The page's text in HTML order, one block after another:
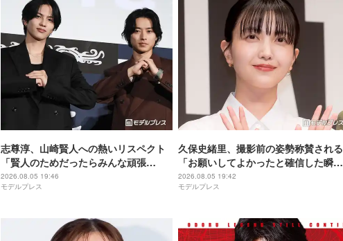
志尊淳、山崎賢人への熱いリスペクト
「賢人のためだったらみんな頑張
る」“信”としての姿を絶賛【キングダ
ム 魂の決戦】
2026.08.05 19:46
モデルプレス
久保史緒里、撮影前の姿勢称賛される
「お願いしてよかったと確信した瞬
間」【世界は美しいと誰かが言った】
2026.08.05 19:42
モデルプレス